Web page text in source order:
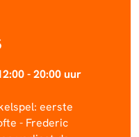
- 20:00 uur
eerste
- Frederic